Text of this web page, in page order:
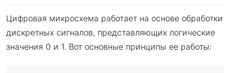
Цифровая микросхема работает на основе обработки
дискретных сигналов, представляющих логические
значения 0 и 1. Вот основные принципы ее работы: